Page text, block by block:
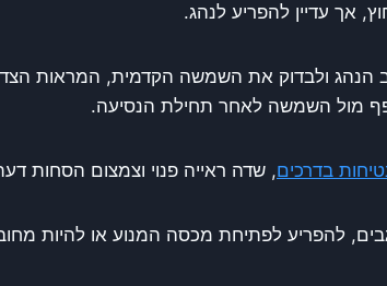
אך עדיין להפריע לנהג.
ולבדוק את השמשה הקדמית, המראות
מול השמשה לאחר תחילת הנסיעה.
בדרכים, שדה ראייה פנוי וצמצום הסחות
להפריע לפתיחת מכסה המנוע או להיות